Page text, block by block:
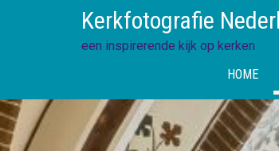
Kerkfotografie
een inspirerende kijk op kerken
HOME